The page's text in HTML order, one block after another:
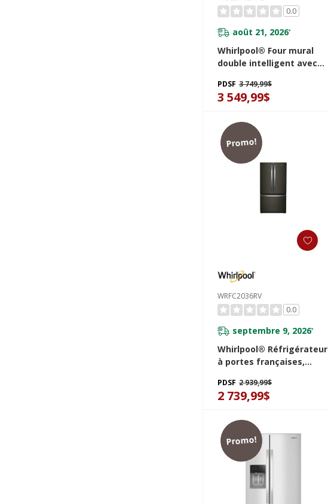
0.0
août 21, 2026*
Whirlpool® Four mural
double intelligent avec
WOED7027PZ
PDSF 3 749,99$
3 549,99$
Promo!
WRFC2036RV
0.0
septembre 9, 2026*
Whirlpool® Réfrigérateur
à portes françaises,
et congélateur inférieur -
36po - 20picu
PDSF 2 939,99$
2 739,99$
Promo!